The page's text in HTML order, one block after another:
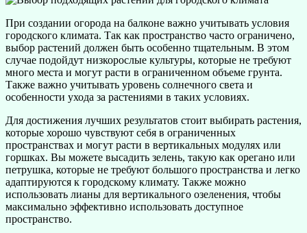
При создании огорода на балконе важно учитывать условия
городского климата. Так как пространство часто ограничено,
выбор растений должен быть особенно тщательным. В этом
случае подойдут низкорослые культуры, которые не требуют
много места и могут расти в ограниченном объеме грунта.
Также важно учитывать уровень солнечного света и
особенности ухода за растениями в таких условиях.
Для достижения лучших результатов стоит выбирать растения,
которые хорошо чувствуют себя в ограниченных
пространствах и могут расти в вертикальных модулях или
горшках. Вы можете высадить зелень, такую как орегано или
петрушка, которые не требуют большого пространства и легко
адаптируются к городскому климату. Также можно
использовать лианы для вертикального озеленения, чтобы
максимально эффективно использовать доступное
пространство.